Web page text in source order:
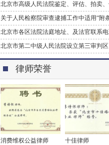
北京市高级人民法院鉴定、评估、拍卖、
关于人民检察院审查逮捕工作中适用“附
北京市各区法院法庭地址、及法官联系电
北京市第二中级人民法院设立第三审判区
律师荣誉
消费维权公益律师 十佳律师